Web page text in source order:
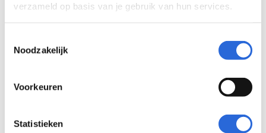
verzameld op basis van je gebruik van hun services.
Noodzakelijk
Voorkeuren
Statistieken
Professioneel Logistiek
Medewerker (NLQF 2)